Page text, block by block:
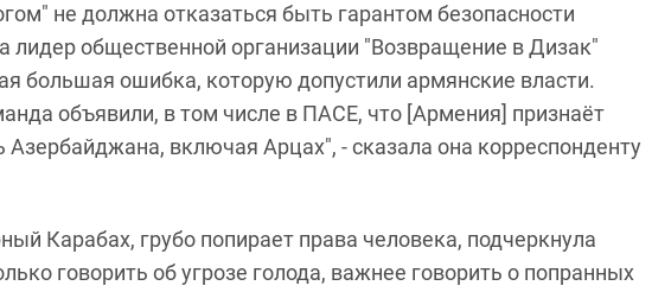
не должна отказаться быть гарантом безопасности
лидер общественной организации "Возвращение в Дизак"
большая ошибка, которую допустили армянские власти.
объявили, в том числе в ПАСЕ, что [Армения] признаёт
Азербайджана, включая Арцах", - сказала она корреспонденту
Карабах, грубо попирает права человека, подчеркнула
говорить об угрозе голода, важнее говорить о попранных